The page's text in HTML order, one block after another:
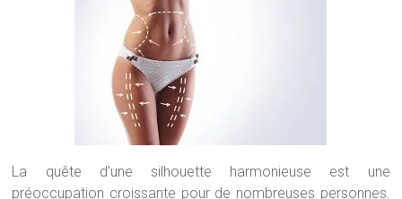
La quête d’une silhouette harmonieuse est une
préoccupation croissante pour de nombreuses personnes.